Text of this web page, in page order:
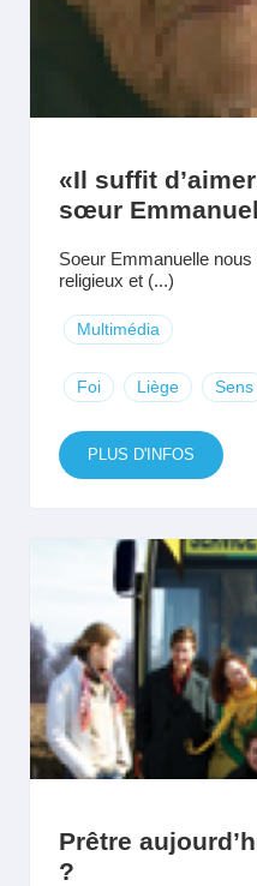
«Il suffit
sœur
Soeur Emmanuelle
religieux et (...)
Multimédia
Foi Liège Sens
PLUS D'INFOS
Prêtre
?